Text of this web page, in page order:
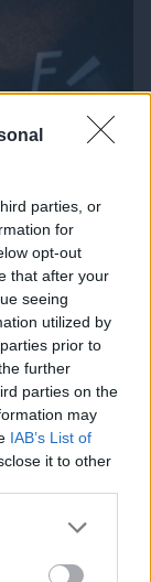
parties, or
for
opt-out
that after your
seeing
utilized by
prior to
further
parties on the
may
IAB’s List of
it to other
more Google
may click to
χλμ με έναν